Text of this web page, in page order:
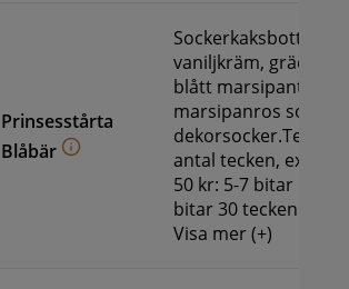
Prinsesstårta
Blåbär
Sockerkaksbotten,
vaniljkräm, grädde.
blått marsipantäcke,
marsipanros som
dekorsocker.Text
antal tecken,
50 kr: 5-7 bitar 15
bitar 30 tecken och…
Visa mer (+)